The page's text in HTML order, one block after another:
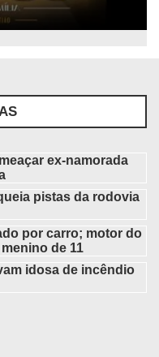
ex-namorada
pistas da rodovia
por carro; motor do
de 11
idosa de incêndio